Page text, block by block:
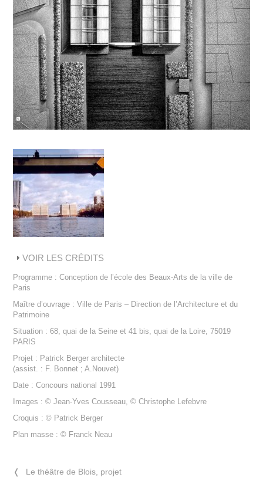
VOIR LES CRÉDITS
Programme : Conception de l’école des Beaux-Arts de la ville de
Paris
Maître d’ouvrage : Ville de Paris – Direction de l’Architecture et du
Patrimoine
Situation : 68, quai de la Seine et 41 bis, quai de la Loire, 75019
PARIS
Projet : Patrick Berger architecte
(assist. : F. Bonnet ; A.Nouvet)
Date : Concours national 1991
Images : © Jean-Yves Cousseau, © Christophe Lefebvre
Croquis : © Patrick Berger
Plan masse : © Franck Neau
❬ Le théâtre de Blois, projet